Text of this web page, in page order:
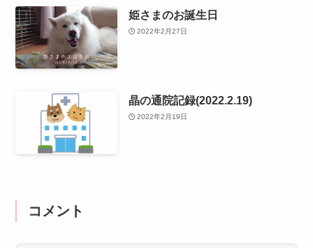
姫さまのお誕生日
2022年2月27日
晶の通院記録(2022.2.19)
2022年2月19日
コメント